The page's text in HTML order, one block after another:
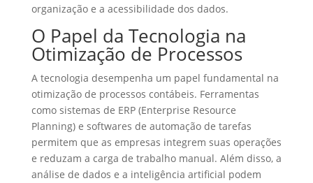
organização e a acessibilidade dos dados.
O Papel da Tecnologia na
Otimização de Processos
A tecnologia desempenha um papel fundamental na
otimização de processos contábeis. Ferramentas
como sistemas de ERP (Enterprise Resource
Planning) e softwares de automação de tarefas
permitem que as empresas integrem suas operações
e reduzam a carga de trabalho manual. Além disso, a
análise de dados e a inteligência artificial podem